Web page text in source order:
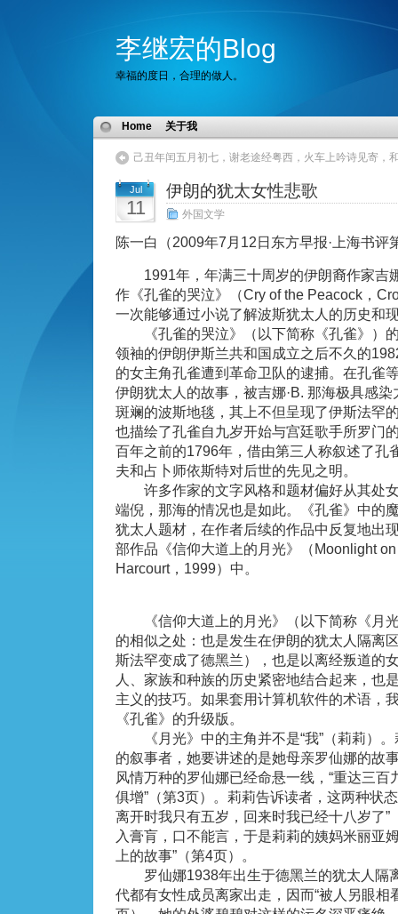
李继宏的Blog
幸福的度日，合理的做人。
Home 关于我
己丑年闰五月初七，谢老途经粤西，火车上吟诗见寄，
Jul
11
伊朗的犹太女性悲歌
外国文学
陈一白（2009年7月12日东方早报·上海书评
1991年，年满三十周岁的伊朗裔作家吉
作《孔雀的哭泣》（Cry of the Peacock，
一次能够通过小说了解波斯犹太人的历史和
《孔雀的哭泣》（以下简称《孔雀》）
领袖的伊朗伊斯兰共和国成立之后不久的
的女主角孔雀遭到革命卫队的逮捕。在孔雀
伊朗犹太人的故事，被吉娜·B. 那海极具感
斑斓的波斯地毯，其上不但呈现了伊斯法罕
也描绘了孔雀自九岁开始与宫廷歌手所罗门
百年之前的1796年，借由第三人称叙述了孔
夫和占卜师依斯特对后世的先见之明。
许多作家的文字风格和题材偏好从其处
端倪，那海的情况也是如此。《孔雀》中的
犹太人题材，在作者后续的作品中反复地出
部作品《信仰大道上的月光》（Moonlight
Harcourt，1999）中。
《信仰大道上的月光》（以下简称《月
的相似之处：也是发生在伊朗的犹太人隔离
斯法罕变成了德黑兰），也是以离经叛道的
人、家族和种族的历史紧密地结合起来，也
主义的技巧。如果套用计算机软件的术语，
《孔雀》的升级版。
《月光》中的主角并不是“我”（莉莉）。
的叙事者，她要讲述的是她母亲罗仙娜的故
风情万种的罗仙娜已经命悬一线，“重达三百
俱增”（第3页）。莉莉告诉读者，这两种状
离开时我只有五岁，回来时我已经十八岁了”
入膏肓，口不能言，于是莉莉的姨妈米丽亚
上的故事”（第4页）。
罗仙娜1938年出生于德黑兰的犹太人隔
代都有女性成员离家出走，因而“被人另眼相